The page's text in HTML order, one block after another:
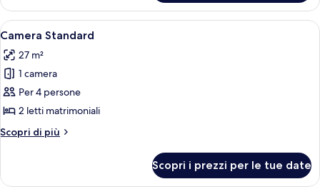
Double
Apri
tutte
le
foto
per
Camera
Standard
Camera d'albergo con due letti, una
5
Camera Standard
27 m²
1 camera
Per 4 persone
2 letti matrimoniali
Scopri di più
Altri
Standard
Scopri i prezzi per le tue date